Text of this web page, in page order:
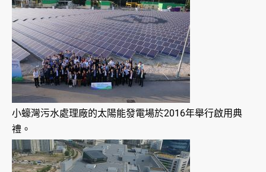
小蠔灣污水處理廠的太陽能發電場於2016年舉行啟用典
禮。